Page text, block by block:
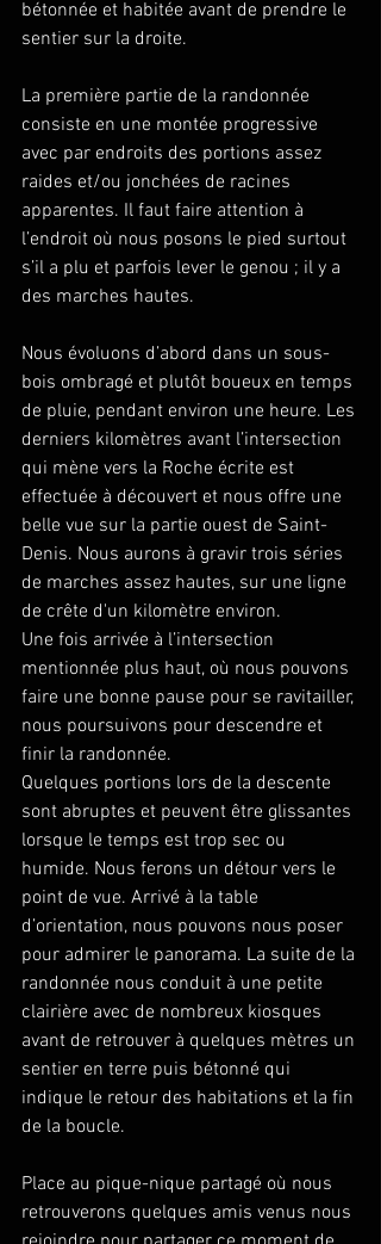
bétonnée et habitée avant de prendre le
sentier sur la droite.
La première partie de la randonnée
consiste en une montée progressive
avec par endroits des portions assez
raides et/ou jonchées de racines
apparentes. Il faut faire attention à
l’endroit où nous posons le pied surtout
s’il a plu et parfois lever le genou ; il y a
des marches hautes.
Nous évoluons d’abord dans un sous-
bois ombragé et plutôt boueux en temps
de pluie, pendant environ une heure. Les
derniers kilomètres avant l’intersection
qui mène vers la Roche écrite est
effectuée à découvert et nous offre une
belle vue sur la partie ouest de Saint-
Denis. Nous aurons à gravir trois séries
de marches assez hautes, sur une ligne
de crête d'un kilomètre environ.
Une fois arrivée à l’intersection
mentionnée plus haut, où nous pouvons
faire une bonne pause pour se ravitailler,
nous poursuivons pour descendre et
finir la randonnée.
Quelques portions lors de la descente
sont abruptes et peuvent être glissantes
lorsque le temps est trop sec ou
humide. Nous ferons un détour vers le
point de vue. Arrivé à la table
d’orientation, nous pouvons nous poser
pour admirer le panorama. La suite de la
randonnée nous conduit à une petite
clairière avec de nombreux kiosques
avant de retrouver à quelques mètres un
sentier en terre puis bétonné qui
indique le retour des habitations et la fin
de la boucle.
Place au pique-nique partagé où nous
retrouverons quelques amis venus nous